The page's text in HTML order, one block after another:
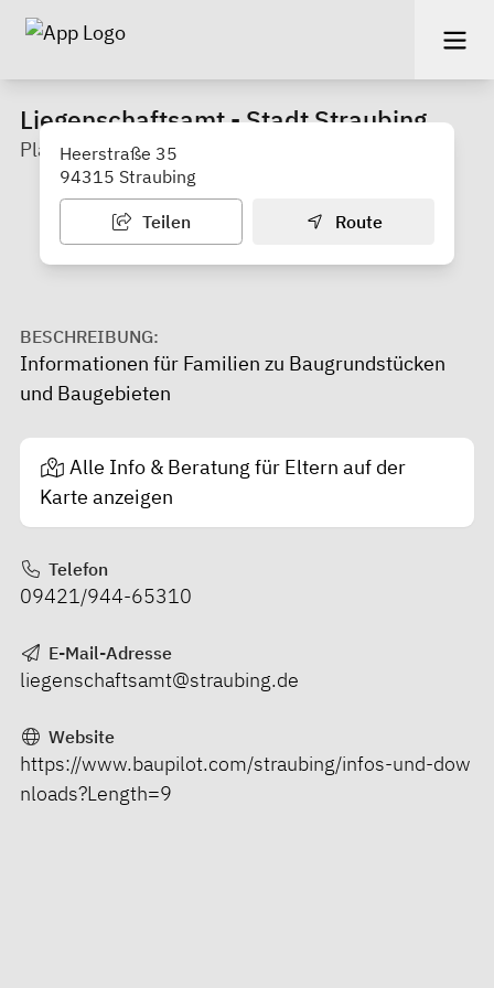
Liegenschaftsamt - Stadt Straubing
Planung und Vermarktung von Baugebieten
Heerstraße 35
94315 Straubing
Teilen Route
BESCHREIBUNG:
Informationen für Familien zu Baugrundstücken
und Baugebieten
Alle Info & Beratung für Eltern auf der
Karte anzeigen
Telefon
09421/944-65310
E-Mail-Adresse
liegenschaftsamt@straubing.de
Website
https://www.baupilot.com/straubing/infos-und-dow
nloads?Length=9